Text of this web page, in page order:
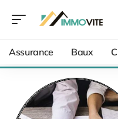
Assurance Baux